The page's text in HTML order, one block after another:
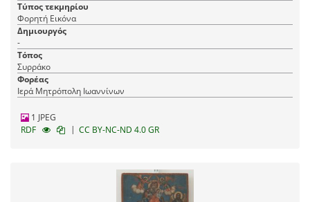
Τύπος τεκμηρίου
Φορητή Εικόνα
Δημιουργός
-
Τόπος
Συρράκο
Φορέας
Ιερά Μητρόπολη Ιωαννίνων
1 JPEG
RDF
| CC BY-NC-ND 4.0 GR